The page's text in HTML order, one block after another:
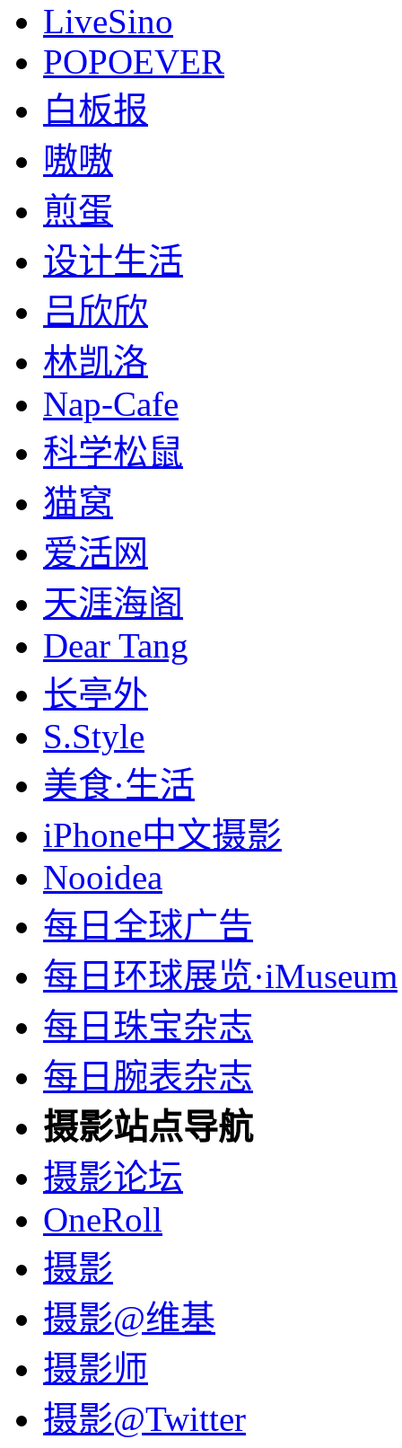
LiveSino
POPOEVER
白板报
嗷嗷
煎蛋
设计生活
吕欣欣
林凯洛
Nap-Cafe
科学松鼠
猫窝
爱活网
天涯海阁
Dear Tang
长亭外
S.Style
美食·生活
iPhone中文摄影
Nooidea
每日全球广告
每日环球展览·iMuseum
每日珠宝杂志
每日腕表杂志
摄影站点导航
摄影论坛
OneRoll
摄影
摄影@维基
摄影师
摄影@Twitter